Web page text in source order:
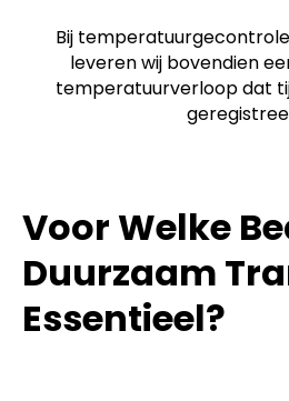
Bij
leveren wij bovendien
temperatuurverloop dat
Voor Welke
Duurzaam
Essentieel?